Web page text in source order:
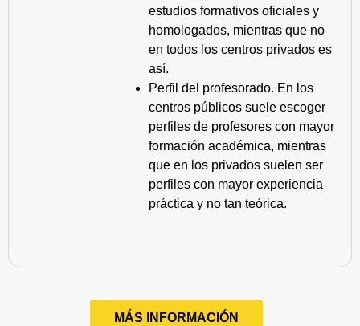
estudios formativos oficiales y
homologados, mientras que no
en todos los centros privados es
así.
Perfil del profesorado. En los
centros públicos suele escoger
perfiles de profesores con mayor
formación académica, mientras
que en los privados suelen ser
perfiles con mayor experiencia
práctica y no tan teórica.
MÁS INFORMACIÓN